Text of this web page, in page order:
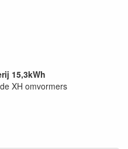
15,3kWh
XH omvormers